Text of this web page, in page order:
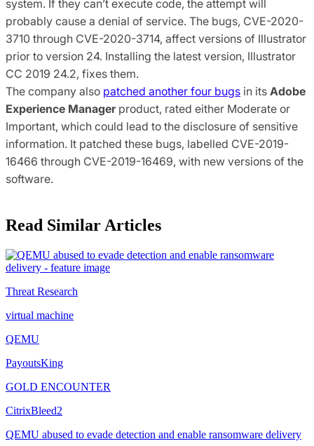
system. If they can’t execute code, the attempt will
probably cause a denial of service. The bugs, CVE-2020-
3710 through CVE-2020-3714, affect versions of Illustrator
prior to version 24. Installing the latest version, Illustrator
CC 2019 24.2, fixes them.
The company also patched another four bugs in its Adobe
Experience Manager product, rated either Moderate or
Important, which could lead to the disclosure of sensitive
information. It patched these bugs, labelled CVE-2019-
16466 through CVE-2019-16469, with new versions of the
software.
Read Similar Articles
Threat Research
virtual machine
QEMU
PayoutsKing
GOLD ENCOUNTER
CitrixBleed2
QEMU abused to evade detection and enable ransomware delivery